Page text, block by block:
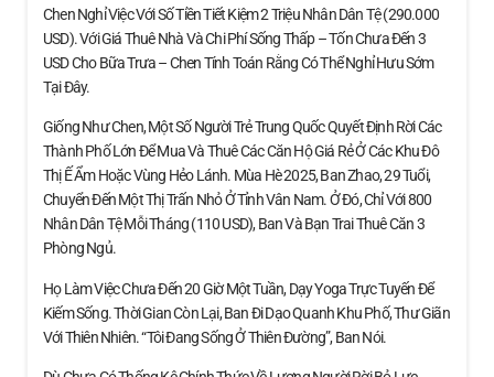
Chen Nghỉ Việc Với Số Tiền Tiết Kiệm 2 Triệu Nhân Dân Tệ (290.000
USD). Với Giá Thuê Nhà Và Chi Phí Sống Thấp – Tốn Chưa Đến 3
USD Cho Bữa Trưa – Chen Tính Toán Rằng Có Thể Nghỉ Hưu Sớm
Tại Đây.
Giống Như Chen, Một Số Người Trẻ Trung Quốc Quyết Định Rời Các
Thành Phố Lớn Để Mua Và Thuê Các Căn Hộ Giá Rẻ Ở Các Khu Đô
Thị Ế Ẩm Hoặc Vùng Hẻo Lánh. Mùa Hè 2025, Ban Zhao, 29 Tuổi,
Chuyển Đến Một Thị Trấn Nhỏ Ở Tỉnh Vân Nam. Ở Đó, Chỉ Với 800
Nhân Dân Tệ Mỗi Tháng (110 USD), Ban Và Bạn Trai Thuê Căn 3
Phòng Ngủ.
Họ Làm Việc Chưa Đến 20 Giờ Một Tuần, Dạy Yoga Trực Tuyến Để
Kiếm Sống. Thời Gian Còn Lại, Ban Đi Dạo Quanh Khu Phố, Thư Giãn
Với Thiên Nhiên. “Tôi Đang Sống Ở Thiên Đường”, Ban Nói.